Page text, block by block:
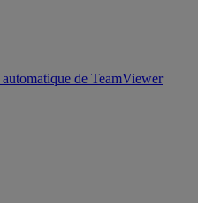
de TeamViewer